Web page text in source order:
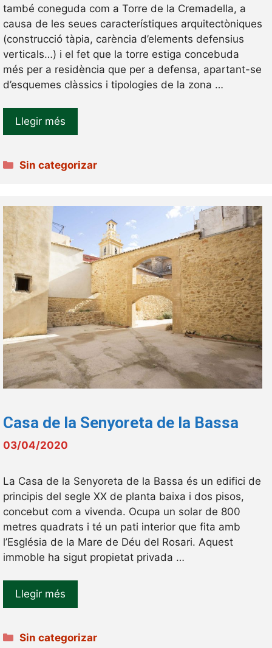
també coneguda com a Torre de la Cremadella, a
causa de les seues característiques arquitectòniques
(construcció tàpia, carència d’elements defensius
verticals…) i el fet que la torre estiga concebuda
més per a residència que per a defensa, apartant-se
d’esquemes clàssics i tipologies de la zona …
Llegir més
Categories
Sin categorizar
Casa de la Senyoreta de la Bassa
03/04/2020
La Casa de la Senyoreta de la Bassa és un edifici de
principis del segle XX de planta baixa i dos pisos,
concebut com a vivenda. Ocupa un solar de 800
metres quadrats i té un pati interior que fita amb
l’Església de la Mare de Déu del Rosari. Aquest
immoble ha sigut propietat privada …
Llegir més
Categories
Sin categorizar